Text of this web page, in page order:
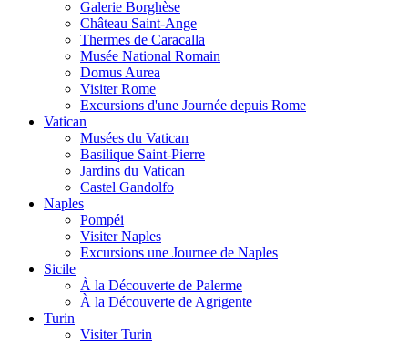
Galerie Borghèse
Château Saint-Ange
Thermes de Caracalla
Musée National Romain
Domus Aurea
Visiter Rome
Excursions d'une Journée depuis Rome
Vatican
Musées du Vatican
Basilique Saint-Pierre
Jardins du Vatican
Castel Gandolfo
Naples
Pompéi
Visiter Naples
Excursions une Journee de Naples
Sicile
À la Découverte de Palerme
À la Découverte de Agrigente
Turin
Visiter Turin